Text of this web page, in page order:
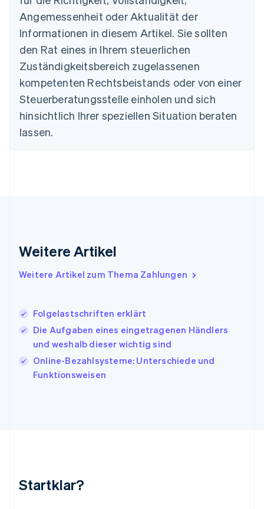
Angemessenheit oder Aktualität der
Informationen in diesem Artikel. Sie sollten
den Rat eines in Ihrem steuerlichen
Zuständigkeitsbereich zugelassenen
kompetenten Rechtsbeistands oder von einer
Steuerberatungsstelle einholen und sich
hinsichtlich Ihrer speziellen Situation beraten
lassen.
Weitere Artikel
Weitere Artikel zum Thema Zahlungen
Folgelastschriften erklärt
Die Aufgaben eines eingetragenen Händlers
und weshalb dieser wichtig sind
Online-Bezahlsysteme: Unterschiede und
Funktionsweisen
Startklar?
Dänemark
English
Deutschland
Deutsch English
Estland
English
Festlandchina
简体中文 English
Finnland
EnglishSvenska
Frankreich
Français
Italien
Italiano English
Japan
日本語 English
Kroatien
EnglishItaliano
Lettland
Liechtenstein
DeutschEnglish
Mexiko